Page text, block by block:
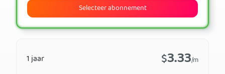
Selecteer abonnement
1 jaar $3.33/m